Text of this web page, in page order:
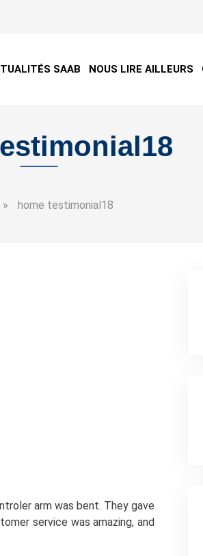
SAAB NOUS LIRE AILLEURS
» home testimonial18
arm was bent. They gave
service was amazing, and